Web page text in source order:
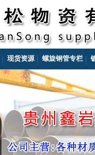
现货资源 螺旋钢管专栏